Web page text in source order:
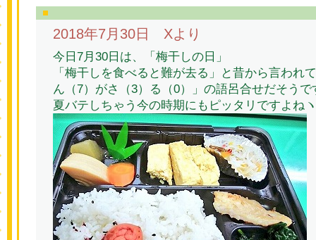
2018年7月30日 Xより
今日7月30日は、「梅干しの日」
「梅干しを食べると難が去る」と昔から言われ
ん（7）がさ（3）る（0）」の語呂合せだそうで
夏バテしちゃう今の時期にもピッタリですよね